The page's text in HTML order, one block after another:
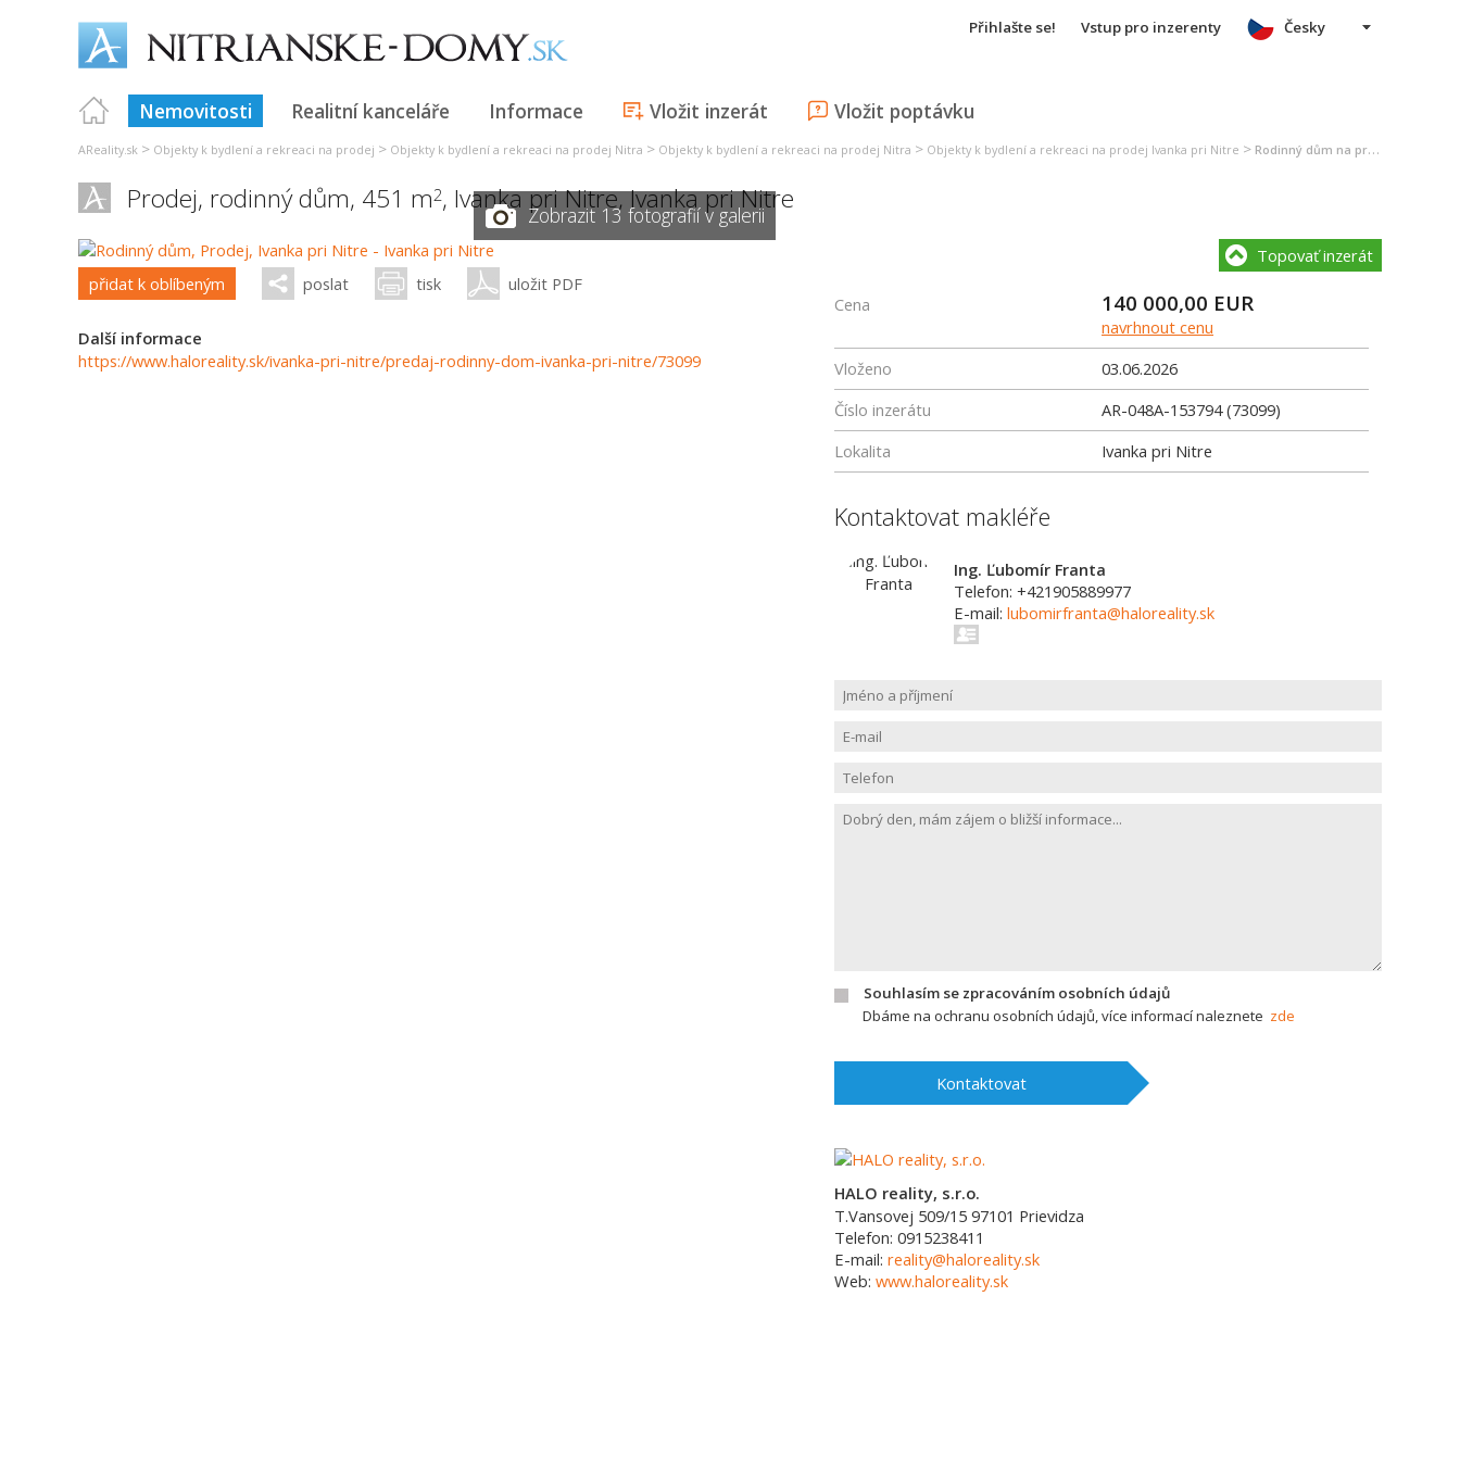
Přihlašte se! Vstup pro inzerenty
Nemovitosti Realitní kanceláře Informace Vložit inzerát Vložit poptávku
Česky
AReality.sk > Objekty k bydlení a rekreaci na prodej > Objekty k bydlení a rekreaci na prodej Nitra > Objekty k bydlení a rekreaci na prodej Nitra > Objekty k bydlení a rekreaci na prodej Ivanka pri Nitre > Rodinný dům na prodej Ivanka pri Nitre
Prodej, rodinný dům, 451 m2, Ivanka pri Nitre,Ivanka pri Nitre
Zobrazit 13 fotografií v galerii
přidat k oblíbeným poslat tisk uložit PDF
Další informace
https://www.haloreality.sk/ivanka-pri-nitre/predaj-rodinny-dom-ivanka-pri-nitre/73099
Topovať inzerát
Cena 140 000,00 EUR
navrhnout cenu
Vloženo
03.06.2026
Číslo inzerátu
AR-048A-153794 (73099)
Lokalita
Ivanka pri Nitre
Kontaktovat makléře
Ing. Ľubomír Franta
Telefon: +421905889977
E-mail: lubomirfranta@haloreality.sk
Souhlasím se zpracováním osobních údajů
Dbáme na ochranu osobních údajů, více informací naleznete zde
Kontaktovat
HALO reality, s.r.o.
T.Vansovej 509/15 97101 Prievidza
Telefon: 0915238411
E-mail: reality@haloreality.sk
Web: www.haloreality.sk